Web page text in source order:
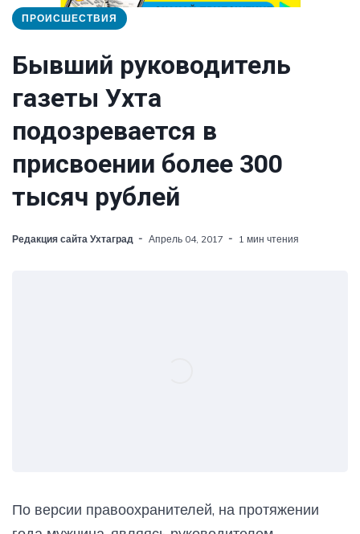
ПРОИСШЕСТВИЯ
Бывший руководитель
газеты Ухта
подозревается в
присвоении более 300
тысяч рублей
Редакция сайта Ухтаград Апрель 04, 2017 1 мин чтения
По версии правоохранителей, на протяжении